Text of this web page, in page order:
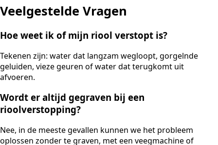
Veelgestelde Vragen
Hoe weet ik of mijn riool verstopt is?
Tekenen zijn: water dat langzam wegloopt, gorgelnde
geluiden, vieze geuren of water dat terugkomt uit
afvoeren.
Wordt er altijd gegraven bij een
rioolverstopping?
Nee, in de meeste gevallen kunnen we het probleem
oplossen zonder te graven, met een veegmachine of